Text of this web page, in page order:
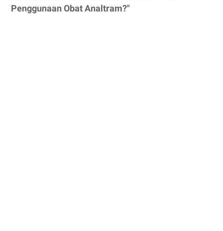
Penggunaan Obat Analtram?"